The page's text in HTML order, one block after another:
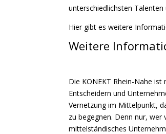
unterschiedlichsten Talenten
Hier gibt es weitere
Weitere
Die KONEKT Rhein-Nahe
Entscheidern und
Vernetzung im Mittelpunkt,
zu begegnen. Denn nur,
mittelständisches